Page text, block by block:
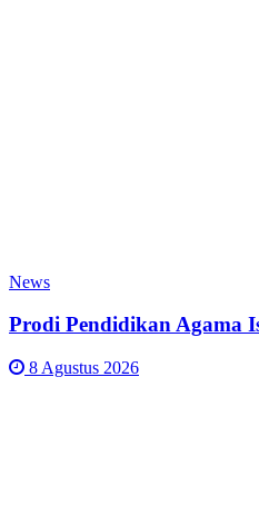
News
Prodi Pendidikan Agama
8 Agustus 2026